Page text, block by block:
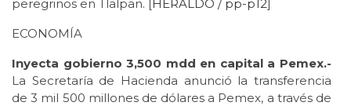
peregrinos en Tlalpan. [HERALDO / pp-p12]
ECONOMÍA
Inyecta gobierno 3,500 mdd en capital a Pemex.-
La Secretaría de Hacienda anunció la transferencia
de 3 mil 500 millones de dólares a Pemex, a través de